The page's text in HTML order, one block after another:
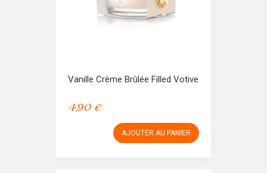
Vanille Crème Brûlée Filled Votive
4,90 €
AJOUTER AU PANIER